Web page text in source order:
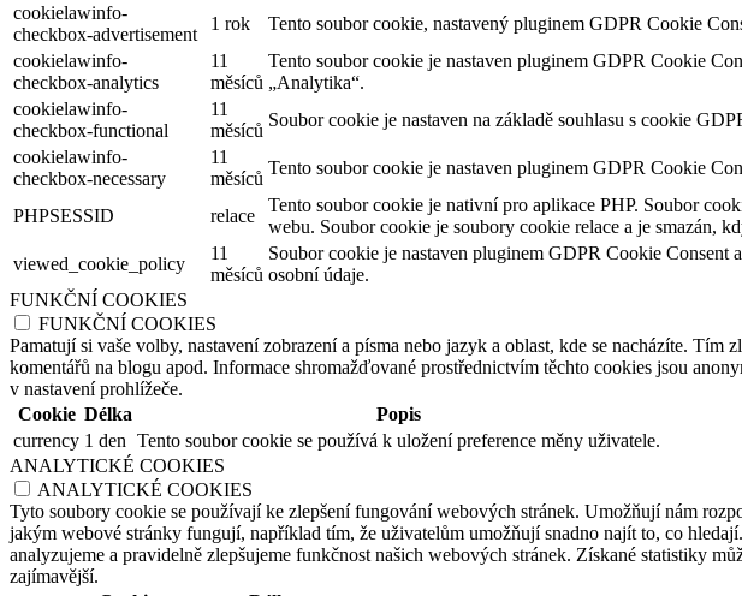
cookielawinfo-
checkbox-advertisement
1 rok
Tento soubor cookie, nastavený pluginem GDPR Cookie
cookielawinfo-
checkbox-analytics
11
měsíců
Tento soubor cookie je nastaven pluginem GDPR Cookie
„Analytika“.
cookielawinfo-
checkbox-functional
11
měsíců
Soubor cookie je nastaven na základě souhlasu s cookie
cookielawinfo-
checkbox-necessary
11
měsíců
Tento soubor cookie je nastaven pluginem GDPR Cookie
PHPSESSID relace
Tento soubor cookie je nativní pro aplikace PHP. Soubor
webu. Soubor cookie je soubory cookie relace a je smazán,
viewed_cookie_policy
11
měsíců
Soubor cookie je nastaven pluginem GDPR Cookie Consent
osobní údaje.
FUNKČNÍ COOKIES
FUNKČNÍ COOKIES
Pamatují si vaše volby, nastavení zobrazení a písma nebo jazyk a oblast, kde se nacházíte.
komentářů na blogu apod. Informace shromažďované prostřednictvím těchto cookies jsou
v nastavení prohlížeče.
Cookie Délka
Popis
currency 1 den Tento soubor cookie se používá k uložení preference měny uživatele.
ANALYTICKÉ COOKIES
ANALYTICKÉ COOKIES
Tyto soubory cookie se používají ke zlepšení fungování webových stránek. Umožňují nám
jakým webové stránky fungují, například tím, že uživatelům umožňují snadno najít to, co
analyzujeme a pravidelně zlepšujeme funkčnost našich webových stránek. Získané statistiky
zajímavější.